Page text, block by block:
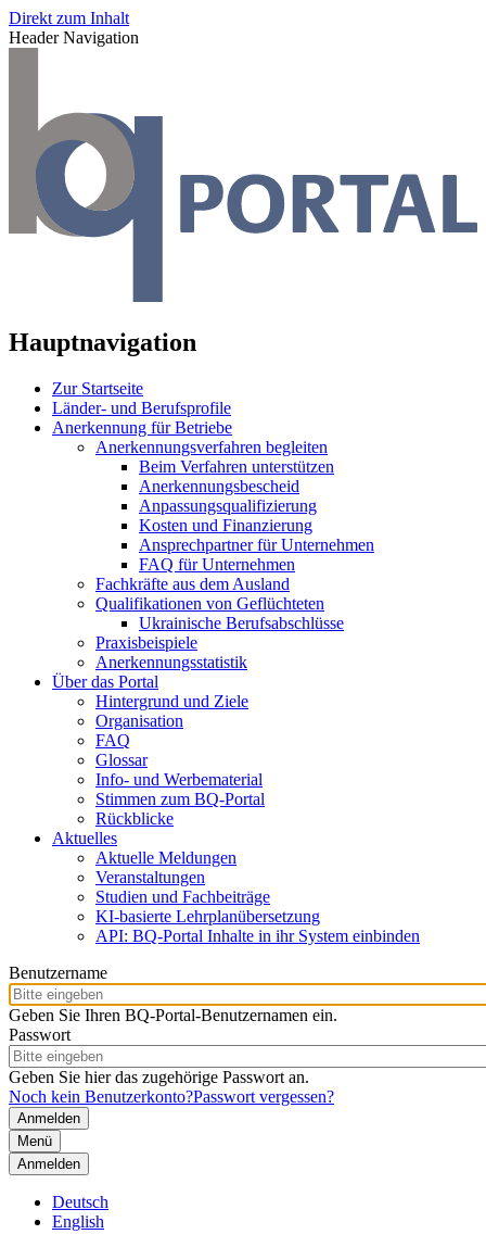
Direkt zum Inhalt
Header Navigation
Hauptnavigation
Zur Startseite
Länder- und Berufsprofile
Anerkennung für Betriebe
Anerkennungsverfahren begleiten
Beim Verfahren unterstützen
Anerkennungsbescheid
Anpassungsqualifizierung
Kosten und Finanzierung
Ansprechpartner für Unternehmen
FAQ für Unternehmen
Fachkräfte aus dem Ausland
Qualifikationen von Geflüchteten
Ukrainische Berufsabschlüsse
Praxisbeispiele
Anerkennungsstatistik
Über das Portal
Hintergrund und Ziele
Organisation
FAQ
Glossar
Info- und Werbematerial
Stimmen zum BQ-Portal
Rückblicke
Aktuelles
Aktuelle Meldungen
Veranstaltungen
Studien und Fachbeiträge
KI-basierte Lehrplanübersetzung
API: BQ-Portal Inhalte in ihr System einbinden
Benutzername
Geben Sie Ihren BQ-Portal-Benutzernamen ein.
Passwort
Geben Sie hier das zugehörige Passwort an.
Noch kein Benutzerkonto?Passwort vergessen?
Menü
Anmelden
Deutsch
English